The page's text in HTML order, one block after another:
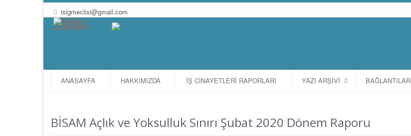
isigmeclisi@gmail.com
ANASAYFA HAKKIMIZDA İŞ CİNAYETLERİ RAPORLARI YAZI ARŞİVİ BAĞLANTILAR
BİSAM Açlık ve Yoksulluk Sınırı Şubat 2020 Dönem Raporu